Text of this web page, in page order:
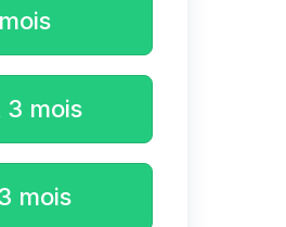
3 mois
mois